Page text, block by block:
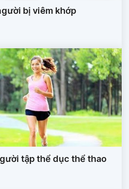
bị viêm khớp
tập thể dục thể thao